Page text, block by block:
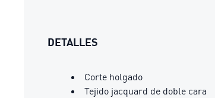
DETALLES
Corte holgado
Tejido jacquard de doble cara